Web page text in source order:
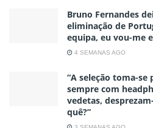
Bruno Fernandes
eliminação de
equipa, eu vou-me
4 SEMANAS AGO
“A seleção toma-
sempre com
vedetas,
quê?”